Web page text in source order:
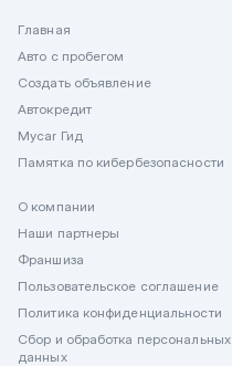
Главная
Авто с пробегом
Создать объявление
Автокредит
Mycar Гид
Памятка по кибербезопасности
О компании
Наши партнеры
Франшиза
Пользовательское соглашение
Политика конфиденциальности
Сбор и обработка персональных
данных